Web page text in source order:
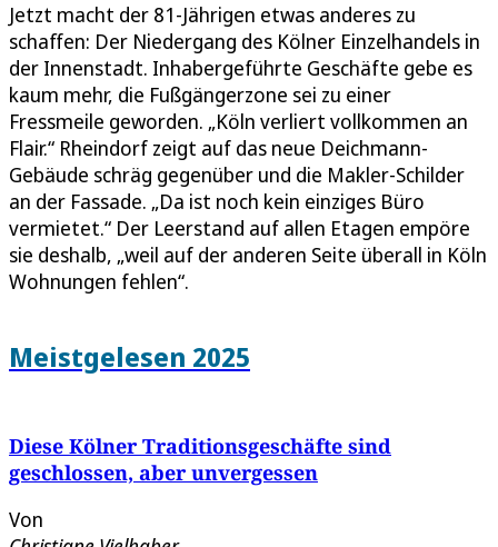
Jetzt macht der 81-Jährigen etwas anderes zu
schaffen: Der Niedergang des Kölner Einzelhandels in
der Innenstadt. Inhabergeführte Geschäfte gebe es
kaum mehr, die Fußgängerzone sei zu einer
Fressmeile geworden. „Köln verliert vollkommen an
Flair.“ Rheindorf zeigt auf das neue Deichmann-
Gebäude schräg gegenüber und die Makler-Schilder
an der Fassade. „Da ist noch kein einziges Büro
vermietet.“ Der Leerstand auf allen Etagen empöre
sie deshalb, „weil auf der anderen Seite überall in Köln
Wohnungen fehlen“.
Meistgelesen 2025
Diese Kölner Traditionsgeschäfte sind
geschlossen, aber unvergessen
Von